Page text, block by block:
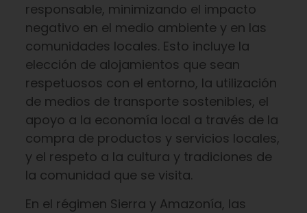
responsable, minimizando el impacto
negativo en el medio ambiente y en las
comunidades locales. Esto incluye la
elección de alojamientos que sean
respetuosos con el entorno, la utilización
de medios de transporte sostenibles, el
apoyo a la economía local a través de la
compra de productos y servicios locales,
y el respeto a la cultura y tradiciones de
la comunidad que se visita.
En el régimen Sierra y Amazonía, las